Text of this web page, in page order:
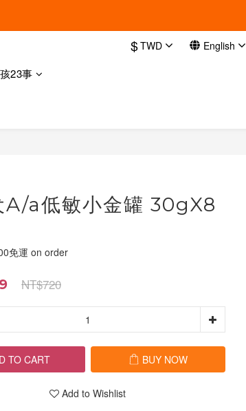
$TWD English
23事
A/a低敏小金罐 30gX8
免運 on order
NT$720
TO CART BUY NOW
Add to Wishlist